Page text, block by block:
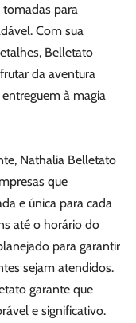
para
Com sua
Belletato
da aventura
à magia
Nathalia Belletato
que
e única para cada
até o horário do
para garantir
sejam atendidos.
garante que
e significativo.